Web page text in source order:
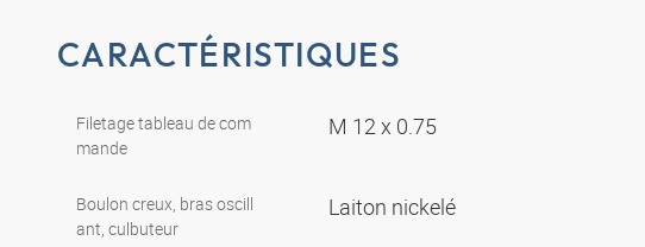
CARACTÉRISTIQUES
Filetage tableau de com
mande
M 12 x 0.75
Boulon creux, bras oscill
ant, culbuteur
Laiton nickelé